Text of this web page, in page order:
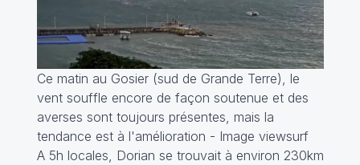
Ce matin au Gosier (sud de Grande Terre), le
vent souffle encore de façon soutenue et des
averses sont toujours présentes, mais la
tendance est à l'amélioration - Image viewsurf
A 5h locales, Dorian se trouvait à environ 230km